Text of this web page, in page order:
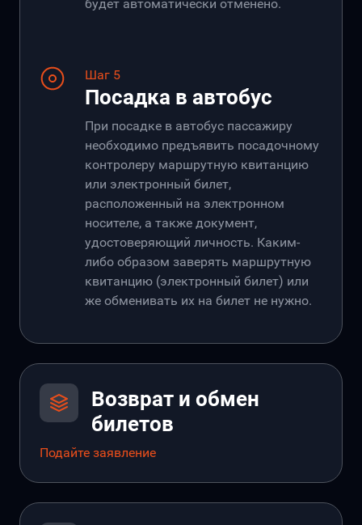
будет автоматически отменено.
Шаг 5
Посадка в автобус
При посадке в автобус пассажиру
необходимо предъявить посадочному
контролеру маршрутную квитанцию
или электронный билет,
расположенный на электронном
носителе, а также документ,
удостоверяющий личность. Каким-
либо образом заверять маршрутную
квитанцию (электронный билет) или
же обменивать их на билет не нужно.
Возврат и обмен
билетов
Подайте заявление